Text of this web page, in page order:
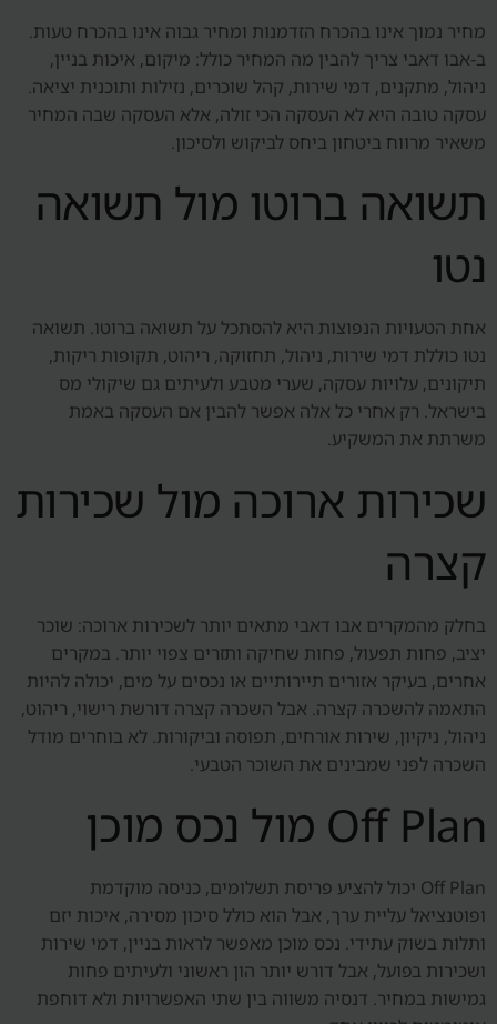
מחיר נמוך אינו בהכרח הזדמנות ומחיר גבוה אינו בהכרח טעות.
ב-אבו דאבי צריך להבין מה המחיר כולל: מיקום, איכות בניין,
ניהול, מתקנים, דמי שירות, קהל שוכרים, נזילות ותוכנית יציאה.
עסקה טובה היא לא העסקה הכי זולה, אלא העסקה שבה המחיר
משאיר מרווח ביטחון ביחס לביקוש ולסיכון.
תשואה ברוטו מול תשואה
נטו
אחת הטעויות הנפוצות היא להסתכל על תשואה ברוטו. תשואה
נטו כוללת דמי שירות, ניהול, תחזוקה, ריהוט, תקופות ריקות,
תיקונים, עלויות עסקה, שערי מטבע ולעיתים גם שיקולי מס
בישראל. רק אחרי כל אלה אפשר להבין אם העסקה באמת
משרתת את המשקיע.
שכירות ארוכה מול שכירות
קצרה
בחלק מהמקרים אבו דאבי מתאים יותר לשכירות ארוכה: שוכר
יציב, פחות תפעול, פחות שחיקה ותזרים צפוי יותר. במקרים
אחרים, בעיקר אזורים תיירותיים או נכסים על מים, יכולה להיות
התאמה להשכרה קצרה. אבל השכרה קצרה דורשת רישוי, ריהוט,
ניהול, ניקיון, שירות אורחים, תפוסה וביקורות. לא בוחרים מודל
השכרה לפני שמבינים את השוכר הטבעי.
Off Plan מול נכס מוכן
Off Plan יכול להציע פריסת תשלומים, כניסה מוקדמת
ופוטנציאל עליית ערך, אבל הוא כולל סיכון מסירה, איכות יזם
ותלות בשוק עתידי. נכס מוכן מאפשר לראות בניין, דמי שירות
ושכירות בפועל, אבל דורש יותר הון ראשוני ולעיתים פחות
גמישות במחיר. דנסיה משווה בין שתי האפשרויות ולא דוחפת